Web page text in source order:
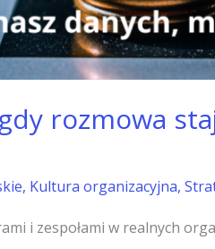
rozmowa
, Kultura organizacyjna,
i zespołami w realnych